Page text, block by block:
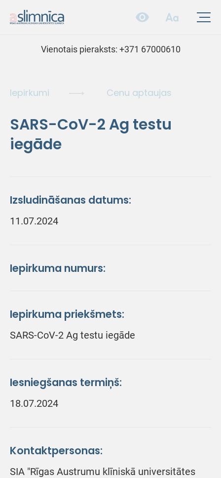
Vienotais pieraksts: +371 67000610
Iepirkumi Cenu aptaujas
SARS-CoV-2 Ag testu
iegāde
Izsludināšanas datums:
11.07.2024
Iepirkuma numurs:
Iepirkuma priekšmets:
SARS-CoV-2 Ag testu iegāde
Iesniegšanas termiņš:
18.07.2024
Kontaktpersonas:
SIA "Rīgas Austrumu klīniskā universitātes